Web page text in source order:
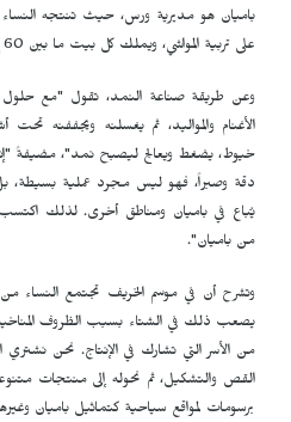
باميان هو مديرية ورس، حيث تنتجه
على تربية المواشي، ويملك كل بيت ما بين 60 إلى 200 رأس من الأغنام.
وعن طريقة صناعة النمد، تقول "مع حلول
الأغنام والمواليد، ثم يغسلنه ويجففنه
خيوط، يضغط ويعالج ليصبح نمد"، مضيفةً
دقة وصبراً، فهو ليس مجرد عملية بسيطة،
يُباع في باميان ومناطق أخرى. لذلك
من باميان".
وتشرح أن في موسم الخريف تجتمع النساء من
يصعب ذلك في الشتاء بسبب الظروف
من الأسر التي تشارك في الإنتاج. نحن
القص والتشكيل، ثم نحوله إلى منتجات
برسومات لمواقع سياحية كتماثيل باميان